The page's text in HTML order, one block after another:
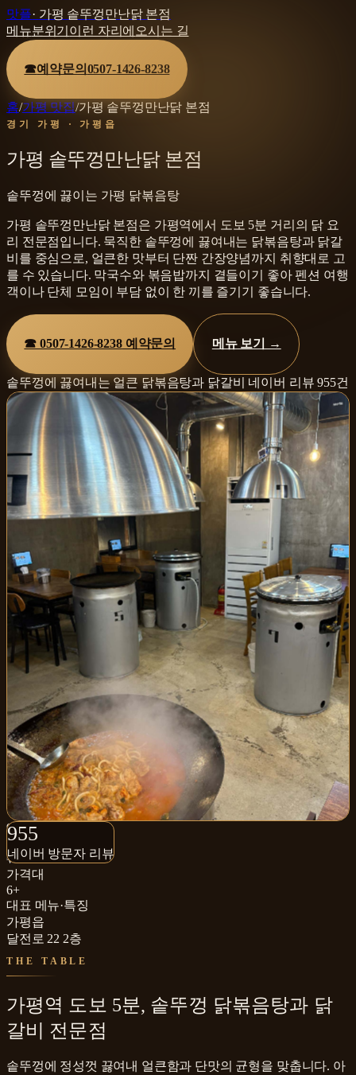
맛플· 가평 솥뚜껑만난닭 본점
메뉴분위기 이런 자리에 오시는 길
☎예약문의 0507-1426-8238
홈/가평 맛집/가평 솥뚜껑만난닭 본점
경기 가평 · 가평읍
가평 솥뚜껑만난닭 본점
솥뚜껑에 끓이는 가평 닭볶음탕
가평 솥뚜껑만난닭 본점은 가평역에서 도보 5분 거리의 닭 요
리 전문점입니다. 묵직한 솥뚜껑에 끓여내는 닭볶음탕과 닭갈
비를 중심으로, 얼큰한 맛부터 단짠 간장양념까지 취향대로 고
를 수 있습니다. 막국수와 볶음밥까지 곁들이기 좋아 펜션 여행
객이나 단체 모임이 부담 없이 한 끼를 즐기기 좋습니다.
☎0507-1426-8238예약문의 메뉴 보기 →
솥뚜껑에 끓여내는 얼큰 닭볶음탕과 닭갈비 네이버 리뷰955건
955
네이버 방문자 리뷰
955+
네이버 방문자 리뷰
₩₩
가격대
6+
대표 메뉴·특징
가평읍
달전로 22 2층
THE TABLE
가평역 도보 5분, 솥뚜껑 닭볶음탕과 닭
갈비 전문점
솥뚜껑에 정성껏 끓여내 얼큰함과 단맛의 균형을 맞춥니다. 아